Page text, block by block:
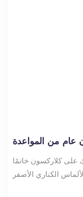
بلاكستوك على كلاركسون خاتمًا